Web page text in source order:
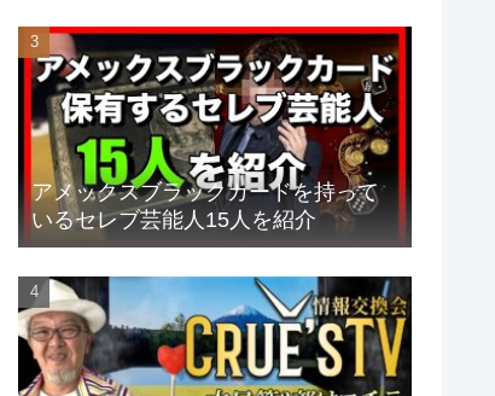
アメックスブラックカードを持って
いるセレブ芸能人15人を紹介